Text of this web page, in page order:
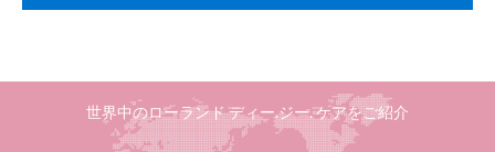
世界中のローランド ディー.ジー. ケアをご紹介